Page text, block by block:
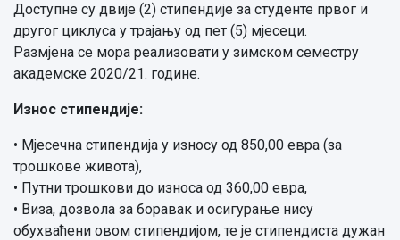
Доступне су двије (2) стипендије за студенте првог и
другог циклуса у трајању од пет (5) мјесеци.
Размјена се мора реализовати у зимском семестру
академске 2020/21. године.
Износ стипендије:
• Мјесечна стипендија у износу од 850,00 евра (за
трошкове живота),
• Путни трошкови до износа од 360,00 евра,
• Виза, дозвола за боравак и осигурање нису
обухваћени овом стипендијом, те је стипендиста дужан